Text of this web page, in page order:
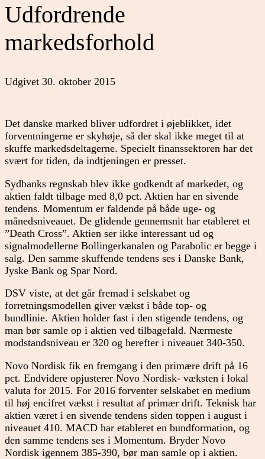
Udfordrende
markedsforhold
Udgivet 30. oktober 2015
Det danske marked bliver udfordret i øjeblikket, idet
forventningerne er skyhøje, så der skal ikke meget til at
skuffe markedsdeltagerne. Specielt finanssektoren har det
svært for tiden, da indtjeningen er presset.
Sydbanks regnskab blev ikke godkendt af markedet, og
aktien faldt tilbage med 8,0 pct. Aktien har en sivende
tendens. Momentum er faldende på både uge- og
månedsniveauet. De glidende gennemsnit har etableret et
”Death Cross”. Aktien ser ikke interessant ud og
signalmodellerne Bollingerkanalen og Parabolic er begge i
salg. Den samme skuffende tendens ses i Danske Bank,
Jyske Bank og Spar Nord.
DSV viste, at det går fremad i selskabet og
forretningsmodellen giver vækst i både top- og
bundlinie. Aktien holder fast i den stigende tendens, og
man bør samle op i aktien ved tilbagefald. Nærmeste
modstandsniveau er 320 og herefter i niveauet 340-350.
Novo Nordisk fik en fremgang i den primære drift på 16
pct. Endvidere opjusterer Novo Nordisk- væksten i lokal
valuta for 2015. For 2016 forventer selskabet en medium
til høj encifret vækst i resultat af primær drift. Teknisk har
aktien været i en sivende tendens siden toppen i august i
niveauet 410. MACD har etableret en bundformation, og
den samme tendens ses i Momentum. Bryder Novo
Nordisk igennem 385-390, bør man samle op i aktien.